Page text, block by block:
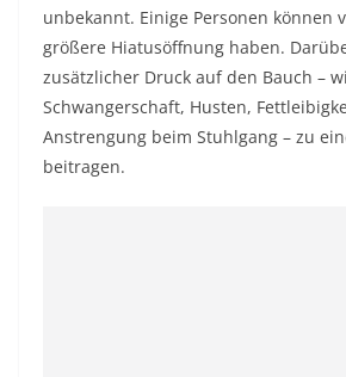
unbekannt. Einige Personen können
größere Hiatusöffnung haben.
zusätzlicher Druck auf den Bauch –
Schwangerschaft, Husten,
Anstrengung beim Stuhlgang – zu
beitragen.